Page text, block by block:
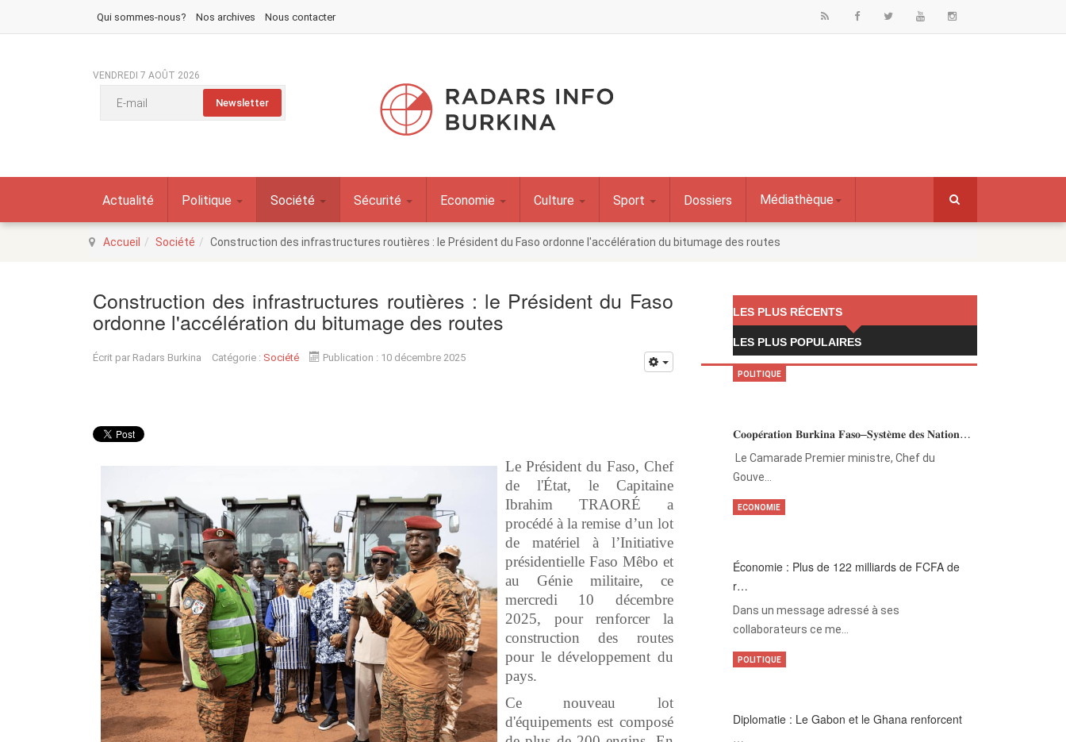
Qui sommes-nous? Nos archives Nous contacter
VENDREDI 7 AOÛT 2026
Actualité Politique Société Sécurité Economie Culture Sport Dossiers Médiathèque
Accueil Société Construction des infrastructures routières : le Président du Faso ordonne l'accélération du bitumage des routes
Construction des infrastructures routières : le Président du Faso
ordonne l'accélération du bitumage des routes
Écrit par Radars Burkina Catégorie : Société Publication : 10 décembre 2025
Le Président du Faso, Chef
de l'État, le Capitaine
Ibrahim TRAORÉ a
procédé à la remise d’un lot
de matériel à l’Initiative
présidentielle Faso Mêbo et
au Génie militaire, ce
mercredi 10 décembre
2025, pour renforcer la
construction des routes
pour le développement du
pays.
Ce nouveau lot
d'équipements est composé
LES PLUS RÉCENTS
LES PLUS POPULAIRES
𝐂𝐨𝐨𝐩𝐞́𝐫𝐚𝐭𝐢𝐨𝐧 𝐁𝐮𝐫𝐤𝐢𝐧𝐚 𝐅𝐚𝐬𝐨–𝐒𝐲𝐬𝐭𝐞̀𝐦𝐞 𝐝𝐞𝐬 𝐍𝐚𝐭𝐢𝐨𝐧…
‎Le Camarade Premier ministre, Chef du
Gouve…
POLITIQUE
Économie : Plus de 122 milliards de FCFA de
r…
Dans un message adressé à ses
collaborateurs ce me…
ECONOMIE
Diplomatie : Le Gabon et le Ghana renforcent
…
POLITIQUE